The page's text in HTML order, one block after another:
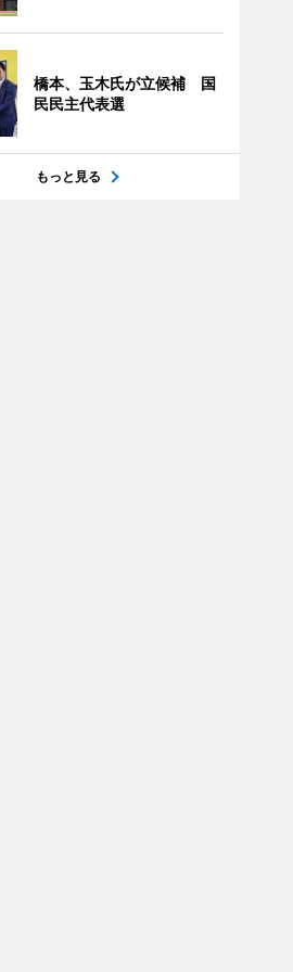
橋本、玉木氏が立候補 国
民民主代表選
もっと見る